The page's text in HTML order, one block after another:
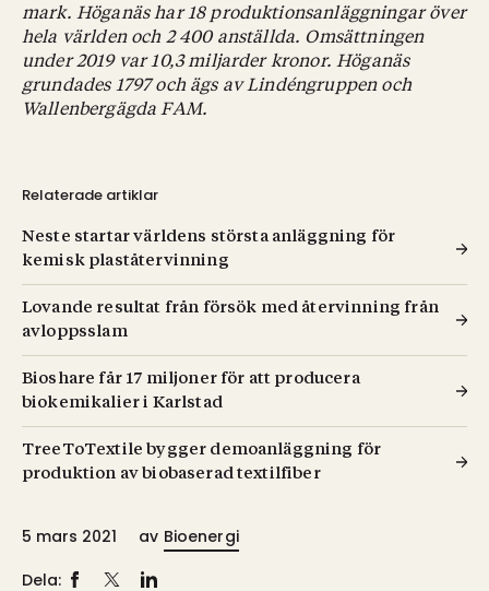
mark. Höganäs har 18 produktionsanläggningar över
hela världen och 2 400 anställda. Omsättningen
under 2019 var 10,3 miljarder kronor. Höganäs
grundades 1797 och ägs av Lindéngruppen och
Wallenbergägda FAM.
Relaterade artiklar
Neste startar världens största anläggning för
kemisk plaståtervinning
Lovande resultat från försök med återvinning från
avloppsslam
Bioshare får 17 miljoner för att producera
biokemikalier i Karlstad
TreeToTextile bygger demoanläggning för
produktion av biobaserad textilfiber
5 mars 2021 av Bioenergi
Dela: